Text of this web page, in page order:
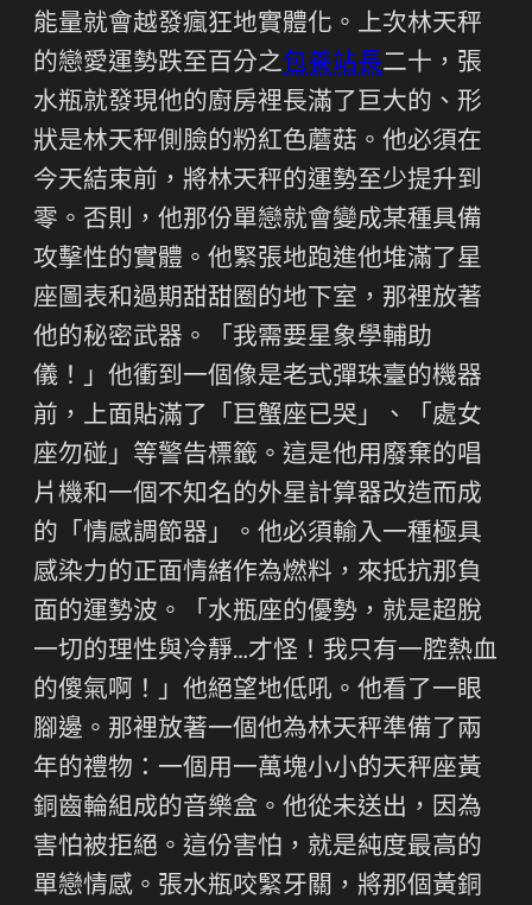
能量就會越發瘋狂地實體化。上次林天秤
的戀愛運勢跌至百分之包養站長二十，張
水瓶就發現他的廚房裡長滿了巨大的、形
狀是林天秤側臉的粉紅色蘑菇。他必須在
今天結束前，將林天秤的運勢至少提升到
零。否則，他那份單戀就會變成某種具備
攻擊性的實體。他緊張地跑進他堆滿了星
座圖表和過期甜甜圈的地下室，那裡放著
他的秘密武器。「我需要星象學輔助
儀！」他衝到一個像是老式彈珠臺的機器
前，上面貼滿了「巨蟹座已哭」、「處女
座勿碰」等警告標籤。這是他用廢棄的唱
片機和一個不知名的外星計算器改造而成
的「情感調節器」。他必須輸入一種極具
感染力的正面情緒作為燃料，來抵抗那負
面的運勢波。「水瓶座的優勢，就是超脫
一切的理性與冷靜…才怪！我只有一腔熱血
的傻氣啊！」他絕望地低吼。他看了一眼
腳邊。那裡放著一個他為林天秤準備了兩
年的禮物：一個用一萬塊小小的天秤座黃
銅齒輪組成的音樂盒。他從未送出，因為
害怕被拒絕。這份害怕，就是純度最高的
單戀情感。張水瓶咬緊牙關，將那個黃銅